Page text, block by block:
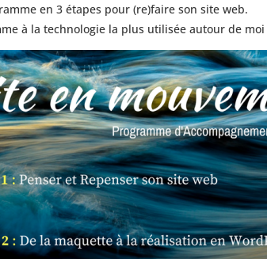
en 3 étapes pour (re)faire son site web.
à la technologie la plus utilisée autour de